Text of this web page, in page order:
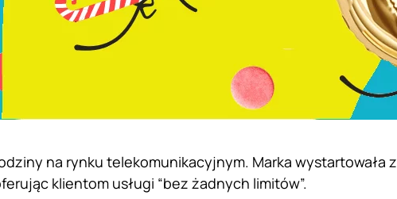
na rynku telekomunikacyjnym. Marka wystartowała z
klientom usługi “bez żadnych limitów”.